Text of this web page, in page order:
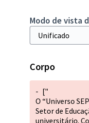
Modo de vista
Corpo
- ["
O “Universo
Setor de
universitário.